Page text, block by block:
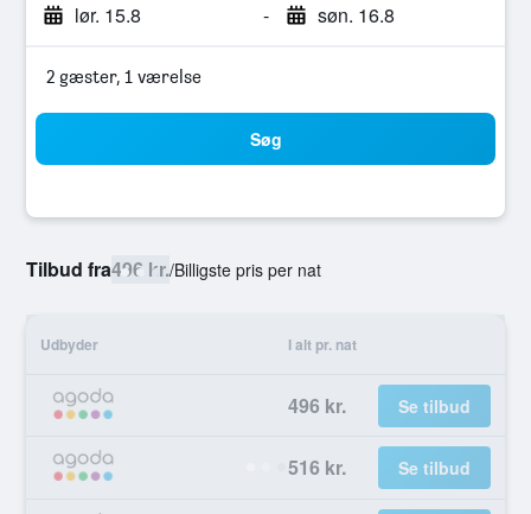
lør. 15.8 - søn. 16.8
2 gæster, 1 værelse
Søg
Tilbud fra496 kr./Billigste pris per nat
Udbyder I alt pr. nat
496 kr. Se tilbud
516 kr. Se tilbud